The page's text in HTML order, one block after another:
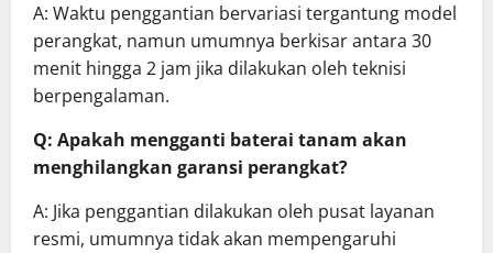
A: Waktu penggantian bervariasi tergantung model
perangkat, namun umumnya berkisar antara 30
menit hingga 2 jam jika dilakukan oleh teknisi
berpengalaman.
Q: Apakah mengganti baterai tanam akan
menghilangkan garansi perangkat?
A: Jika penggantian dilakukan oleh pusat layanan
resmi, umumnya tidak akan mempengaruhi